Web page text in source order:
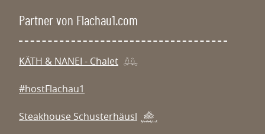
Partner von Flachau1.com
KÄTH & NANEI - Chalet
#hostFlachau1
Steakhouse Schusterhäusl